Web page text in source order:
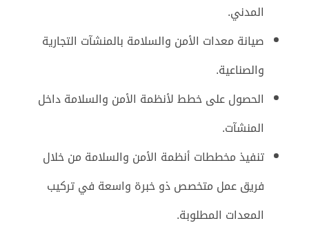
المدني.
صيانة معدات الأمن والسلامة بالمنشآت التجارية
والصناعية.
الحصول على خطط لأنظمة الأمن والسلامة داخل
المنشآت.
تنفيذ مخططات أنظمة الأمن والسلامة من خلال
فريق عمل متخصص ذو خبرة واسعة في تركيب
المعدات المطلوبة.